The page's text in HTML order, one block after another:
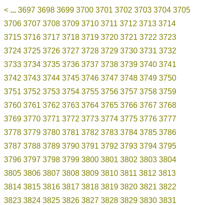
< ... 3697 3698 3699 3700 3701 3702 3703 3704 3705
3706 3707 3708 3709 3710 3711 3712 3713 3714
3715 3716 3717 3718 3719 3720 3721 3722 3723
3724 3725 3726 3727 3728 3729 3730 3731 3732
3733 3734 3735 3736 3737 3738 3739 3740 3741
3742 3743 3744 3745 3746 3747 3748 3749 3750
3751 3752 3753 3754 3755 3756 3757 3758 3759
3760 3761 3762 3763 3764 3765 3766 3767 3768
3769 3770 3771 3772 3773 3774 3775 3776 3777
3778 3779 3780 3781 3782 3783 3784 3785 3786
3787 3788 3789 3790 3791 3792 3793 3794 3795
3796 3797 3798 3799 3800 3801 3802 3803 3804
3805 3806 3807 3808 3809 3810 3811 3812 3813
3814 3815 3816 3817 3818 3819 3820 3821 3822
3823 3824 3825 3826 3827 3828 3829 3830 3831